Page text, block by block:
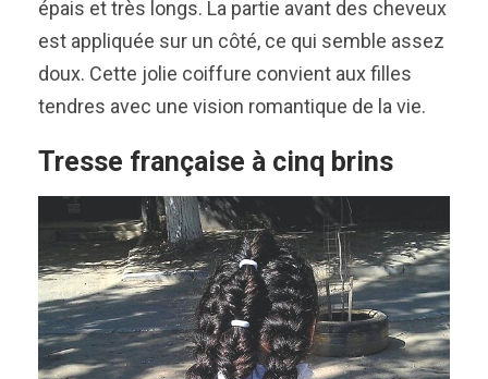
épais et très longs. La partie avant des cheveux
est appliquée sur un côté, ce qui semble assez
doux. Cette jolie coiffure convient aux filles
tendres avec une vision romantique de la vie.
Tresse française à cinq brins